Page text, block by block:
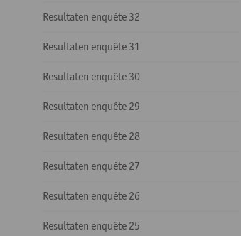
Resultaten enquête 32
Resultaten enquête 31
Resultaten enquête 30
Resultaten enquête 29
Resultaten enquête 28
Resultaten enquête 27
Resultaten enquête 26
Resultaten enquête 25